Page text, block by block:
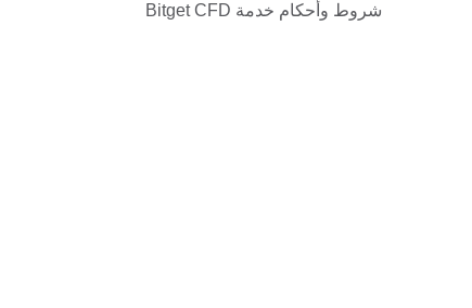
شروط وأحكام خدمة Bitget CFD